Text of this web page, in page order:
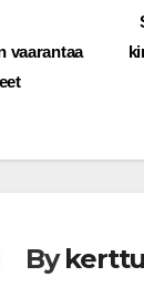
vaarantaa
By